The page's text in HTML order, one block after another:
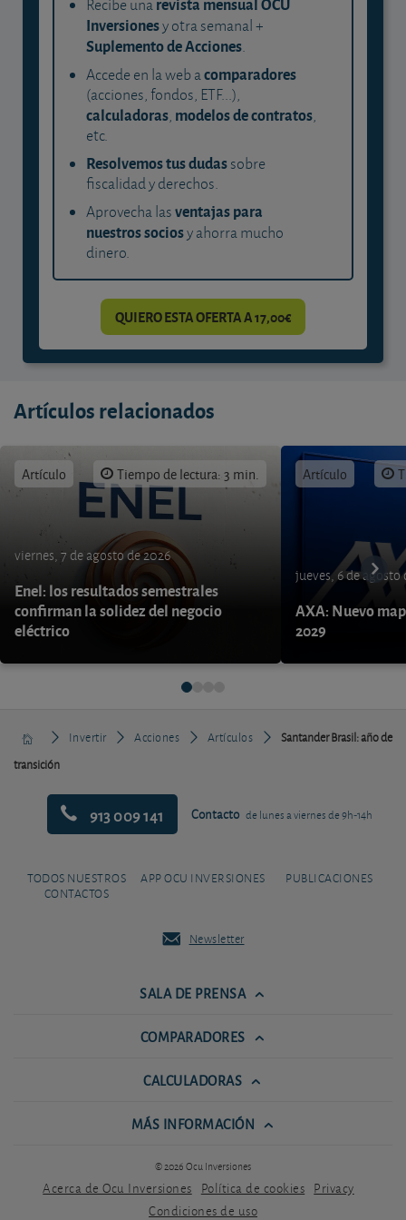
Recibe una
Inversionesy otra semanal +
Suplemento de Acciones.
Accede en la web acomparadores
(acciones, fondos, ETF...),
calculadoras, modelos de contratos,
etc.
Resolvemos tus dudassobre
fiscalidad y derechos.
Aprovecha lasventajas para
nuestros sociosy ahorra mucho
dinero.
QUIERO ESTA OFERTA A 17,00€
Artículos relacionados
Artículo Tiempo de lectura: 3 min.
viernes, 7 de agosto de 2026
Enel: los resultados semestrales
confirman la solidez del negocio
eléctrico
Artículo
jueves, 6 de agosto
AXA: Nuevo
2029
Invertir Acciones Artículos
Santander Brasil: año de
transición
913 009 141 Contacto de lunes a viernes de 9h-14h
TODOS NUESTROS
CONTACTOS
APP OCU INVERSIONES PUBLICACIONES
Newsletter
SALA DE PRENSA
COMPARADORES
CALCULADORAS
MÁS INFORMACIÓN
© 2026 Ocu Inversiones
Acerca de Ocu Inversiones Política de cookies Privacy
Condiciones de uso